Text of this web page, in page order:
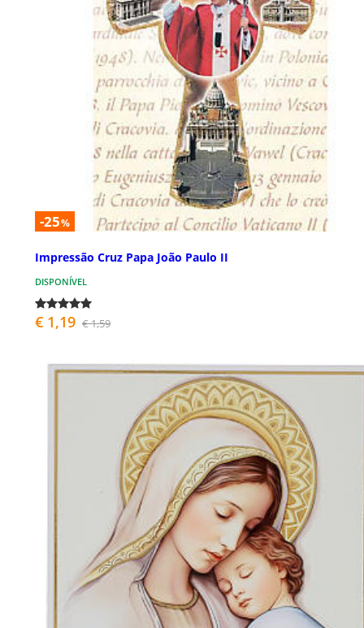
-25%
Impressão Cruz Papa João Paulo II
DISPONÍVEL
€ 1,19 € 1,59